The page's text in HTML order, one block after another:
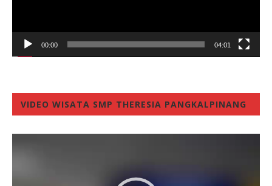
00:00 04:01
VIDEO WISATA SMP THERESIA PANGKALPINANG